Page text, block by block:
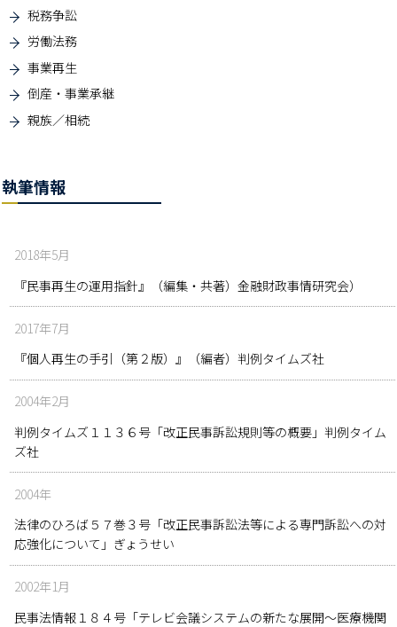
税務争訟
労働法務
事業再生
倒産・事業承継
親族／相続
執筆情報
2018年5月
『民事再生の運用指針』（編集・共著）金融財政事情研究会）
2017年7月
『個人再生の手引（第２版）』（編者）判例タイムズ社
2004年2月
判例タイムズ１１３６号「改正民事訴訟規則等の概要」判例タイム
ズ社
2004年
法律のひろば５７巻３号「改正民事訴訟法等による専門訴訟への対
応強化について」ぎょうせい
2002年1月
民事法情報１８４号「テレビ会議システムの新たな展開～医療機関